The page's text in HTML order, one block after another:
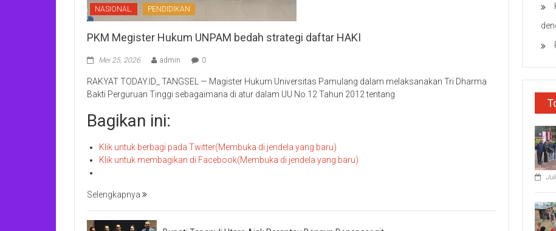
NASIONAL. PENDIDIKAN
PKM Megister Hukum UNPAM bedah strategi daftar HAKI
Mei 25, 2026 admin 0
RAKYAT TODAY.ID_ TANGSEL — Magister Hukum Universitas Pamulang dalam melaksanakan Tri Dharma
Bakti Perguruan Tinggi sebagaimana di atur dalam UU No.12 Tahun 2012 tentang
Bagikan ini:
Klik untuk berbagi pada Twitter(Membuka di jendela yang baru)
Klik untuk membagikan di Facebook(Membuka di jendela yang baru)
Selengkapnya